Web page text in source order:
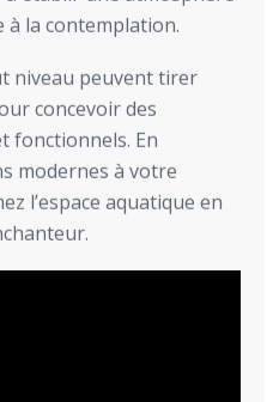
à la contemplation.
niveau peuvent tirer
concevoir des
fonctionnels. En
modernes à votre
l’espace aquatique en